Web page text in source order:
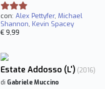
con: Alex Pettyfer, Michael
Shannon, Kevin Spacey
€ 9,99
Estate Addosso (L') (2016)
di Gabriele Muccino